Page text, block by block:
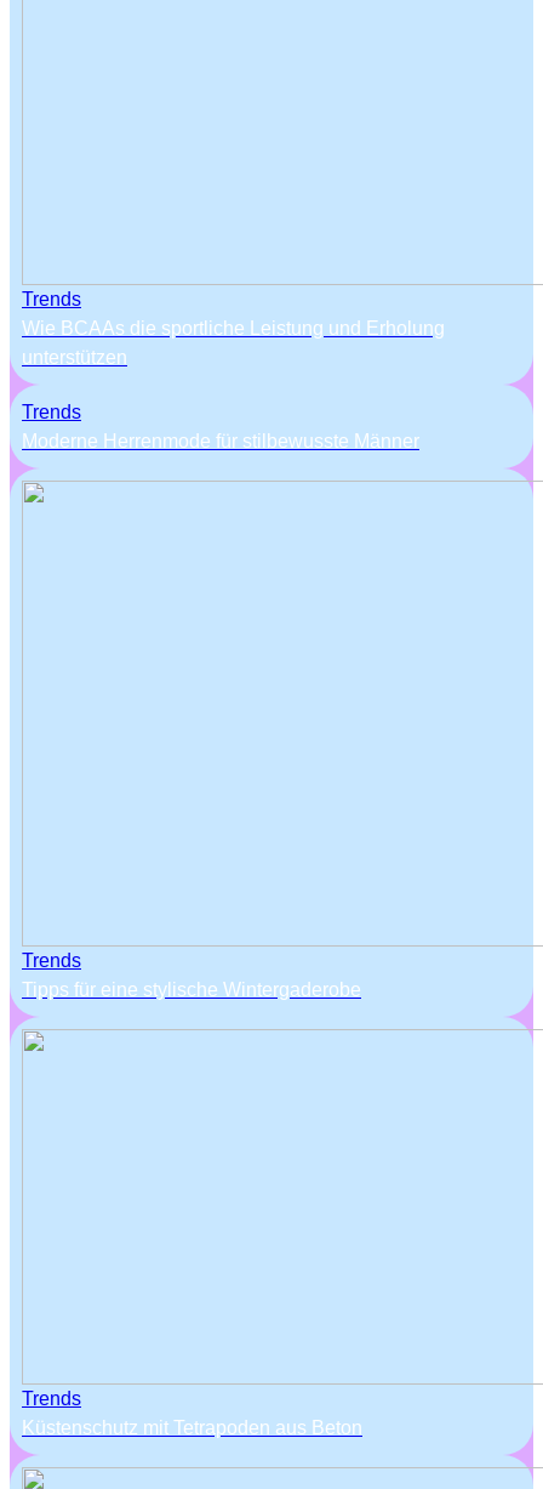
Trends
Wie BCAAs die sportliche Leistung und Erholung
unterstützen
Trends
Moderne Herrenmode für stilbewusste Männer
Trends
Tipps für eine stylische Wintergaderobe
Trends
Küstenschutz mit Tetrapoden aus Beton